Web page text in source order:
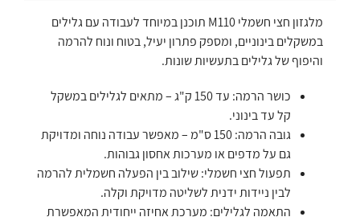
מלגזון חצי חשמלי M110 תוכנן במיוחד לעבודה עם גלילים
במשקלים בינוניים, ומספק פתרון יעיל, בטוח ונוח להרמה
והיפוף של גלילים בתעשיות שונות.
כושר הרמה: עד 150 ק"ג – מתאים לגלילים במשקל
קל עד בינוני.
גובה הרמה: 150 ס"מ – מאפשר עבודה נוחה ומדויקת
גם על מדפים או מערכות אחסון גבוהות.
תפעול חצי חשמלי: שילוב בין הפעלה חשמלית להרמה
לבין ניידות ידנית לשליטה מדויקת וקלה.
התאמה לגלילים: מערכת אחיזה ייחודית המאפשרת